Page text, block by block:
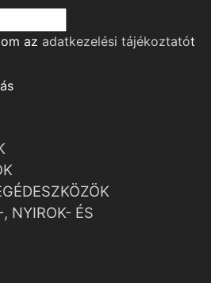
az adatkezelési tájékoztatót
NYIROK- ÉS